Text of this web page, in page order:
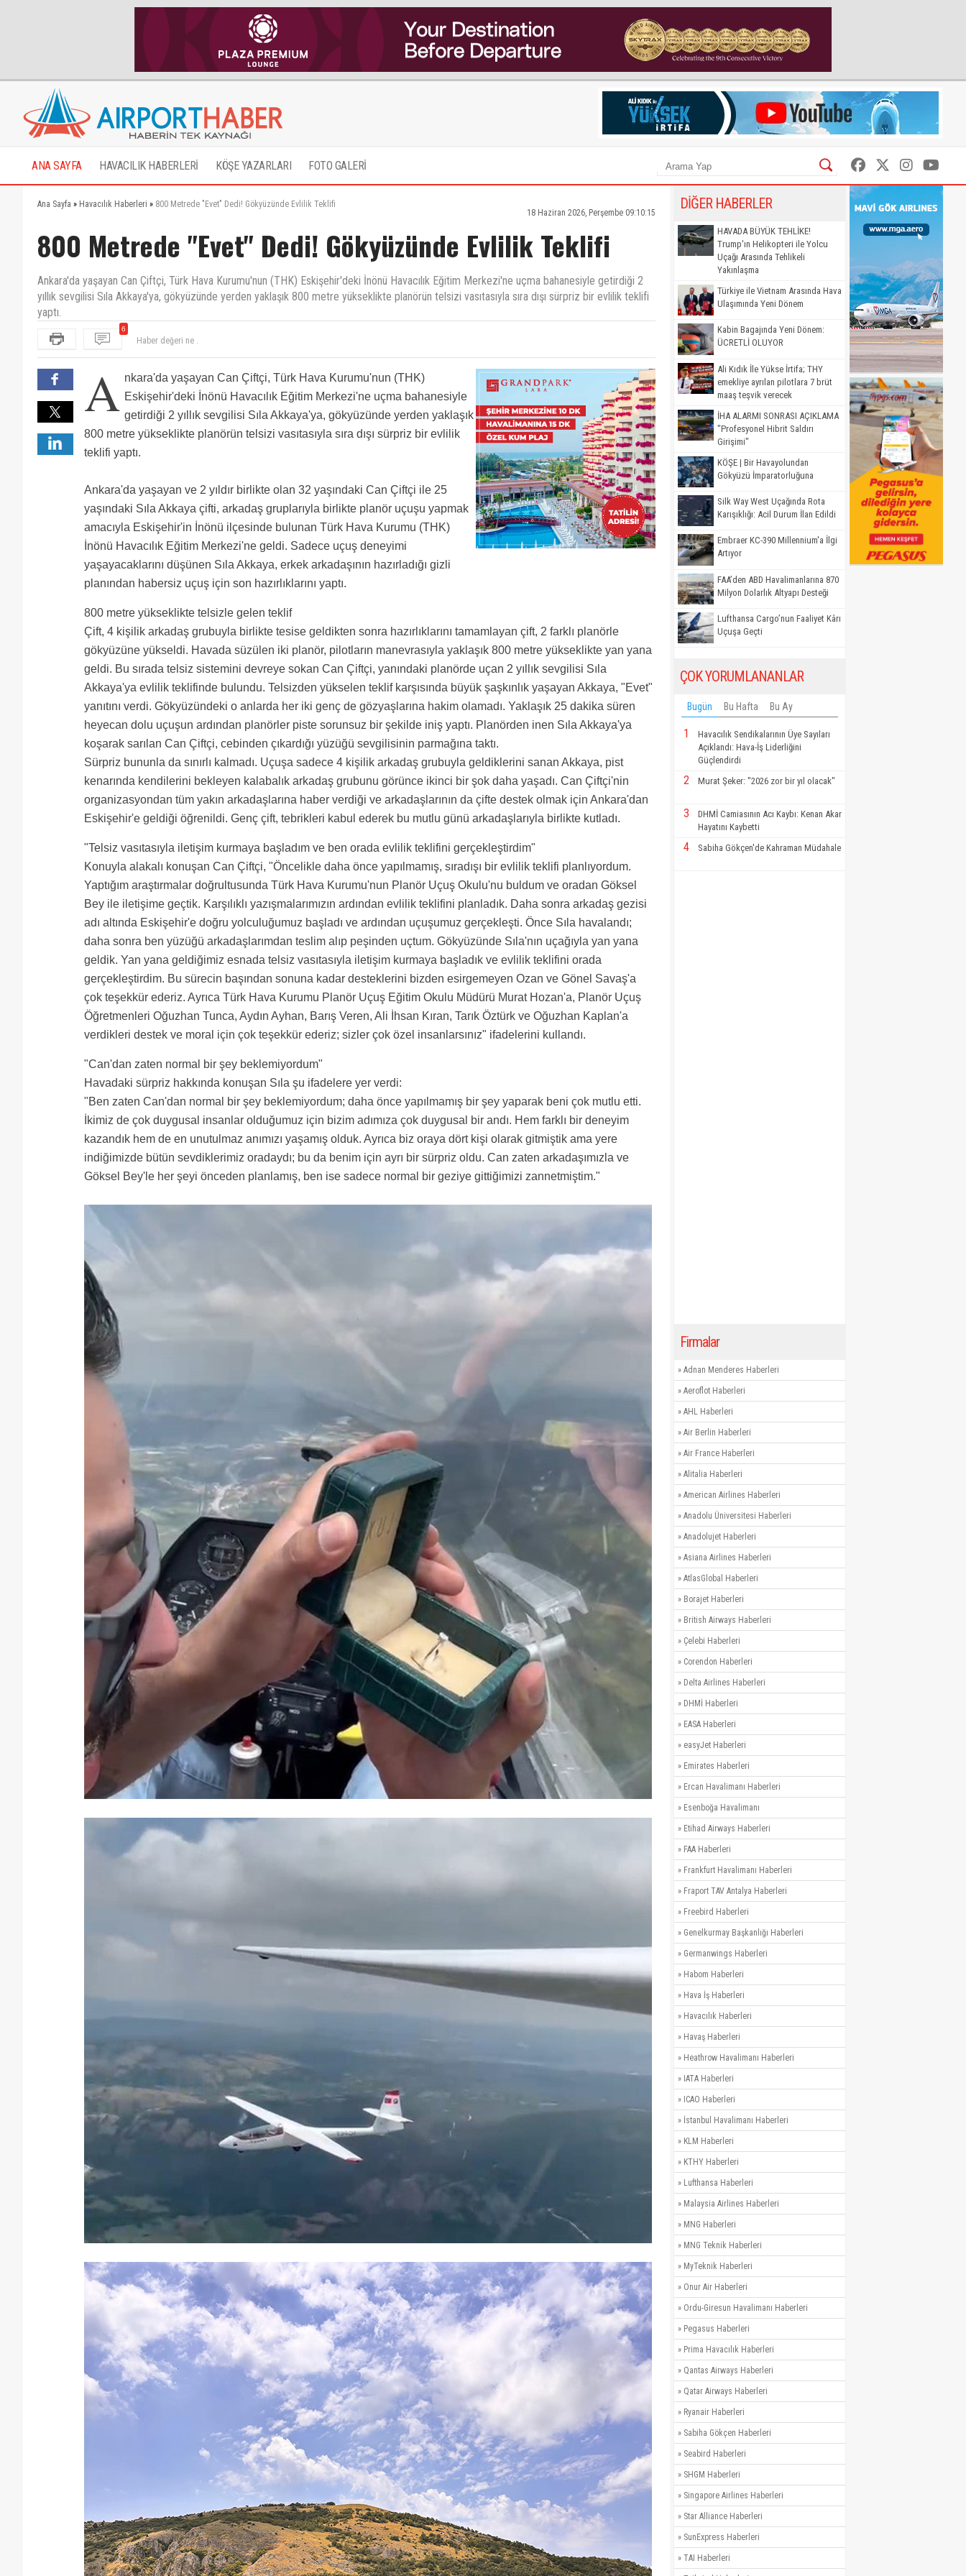
ANA SAYFA HAVACILIK HABERLERİ KÖŞE YAZARLARI FOTO GALERİ
Ana Sayfa » Havacılık Haberleri » 800 Metrede "Evet" Dedi! Gökyüzünde Evlilik Teklifi
18 Haziran 2026, Perşembe 09:10:15
800 Metrede "Evet" Dedi! Gökyüzünde Evlilik Teklifi
Ankara'da yaşayan Can Çiftçi, Türk Hava Kurumu'nun (THK) Eskişehir'deki İnönü Havacılık Eğitim Merkezi'ne uçma bahanesiyle getirdiği 2
yıllık sevgilisi Sıla Akkaya'ya, gökyüzünde yerden yaklaşık 800 metre yükseklikte planörün telsizi vasıtasıyla sıra dışı sürpriz bir evlilik teklifi
yaptı.
6
O ne ya minnacık pırlanta. Planöre vereceğin parayla şöyle 2 karat falan taş alsaydın
Tipe bak cay demle.
Haber değeri ne .
A nkara'da yaşayan Can Çiftçi, Türk Hava Kurumu'nun (THK)
Eskişehir'deki İnönü Havacılık Eğitim Merkezi'ne uçma bahanesiyle
getirdiği 2 yıllık sevgilisi Sıla Akkaya'ya, gökyüzünde yerden yaklaşık
800 metre yükseklikte planörün telsizi vasıtasıyla sıra dışı sürpriz bir evlilik
teklifi yaptı.
Ankara'da yaşayan ve 2 yıldır birlikte olan 32 yaşındaki Can Çiftçi ile 25
yaşındaki Sıla Akkaya çifti, arkadaş gruplarıyla birlikte planör uçuşu yapmak
amacıyla Eskişehir'in İnönü ilçesinde bulunan Türk Hava Kurumu (THK)
İnönü Havacılık Eğitim Merkezi'ne geldi. Sadece uçuş deneyimi
yaşayacaklarını düşünen Sıla Akkaya, erkek arkadaşının hazırladığı gizli
planından habersiz uçuş için son hazırlıklarını yaptı.
800 metre yükseklikte telsizle gelen teklif
Çift, 4 kişilik arkadaş grubuyla birlikte tesise geldikten sonra hazırlıklarını tamamlayan çift, 2 farklı planörle
gökyüzüne yükseldi. Havada süzülen iki planör, pilotların manevrasıyla yaklaşık 800 metre yükseklikte yan yana
geldi. Bu sırada telsiz sistemini devreye sokan Can Çiftçi, yanındaki planörde uçan 2 yıllık sevgilisi Sıla
Akkaya'ya evlilik teklifinde bulundu. Telsizden yükselen teklif karşısında büyük şaşkınlık yaşayan Akkaya, "Evet"
yanıtını verdi. Gökyüzündeki o anlarda her iki genç de gözyaşlarına hakim olamadı. Yaklaşık 25 dakika süren
heyecan dolu uçuşun ardından planörler piste sorunsuz bir şekilde iniş yaptı. Planörden inen Sıla Akkaya'ya
koşarak sarılan Can Çiftçi, cebinden çıkardığı yüzüğü sevgilisinin parmağına taktı.
Sürpriz bununla da sınırlı kalmadı. Uçuşa sadece 4 kişilik arkadaş grubuyla geldiklerini sanan Akkaya, pist
kenarında kendilerini bekleyen kalabalık arkadaş grubunu görünce ikinci bir şok daha yaşadı. Can Çiftçi'nin
organizasyondan tüm yakın arkadaşlarına haber verdiği ve arkadaşlarının da çifte destek olmak için Ankara'dan
Eskişehir'e geldiği öğrenildi. Genç çift, tebrikleri kabul ederek bu mutlu günü arkadaşlarıyla birlikte kutladı.
"Telsiz vasıtasıyla iletişim kurmaya başladım ve ben orada evlilik teklifini gerçekleştirdim"
Konuyla alakalı konuşan Can Çiftçi, "Öncelikle daha önce yapılmamış, sıradışı bir evlilik teklifi planlıyordum.
Yaptığım araştırmalar doğrultusunda Türk Hava Kurumu'nun Planör Uçuş Okulu'nu buldum ve oradan Göksel
Bey ile iletişime geçtik. Karşılıklı yazışmalarımızın ardından evlilik teklifini planladık. Daha sonra arkadaş gezisi
adı altında Eskişehir'e doğru yolculuğumuz başladı ve ardından uçuşumuz gerçekleşti. Önce Sıla havalandı;
daha sonra ben yüzüğü arkadaşlarımdan teslim alıp peşinden uçtum. Gökyüzünde Sıla'nın uçağıyla yan yana
geldik. Yan yana geldiğimiz esnada telsiz vasıtasıyla iletişim kurmaya başladık ve evlilik teklifini orada
gerçekleştirdim. Bu sürecin başından sonuna kadar desteklerini bizden esirgemeyen Ozan ve Gönel Savaş'a
çok teşekkür ederiz. Ayrıca Türk Hava Kurumu Planör Uçuş Eğitim Okulu Müdürü Murat Hozan'a, Planör Uçuş
Öğretmenleri Oğuzhan Tunca, Aydın Ayhan, Barış Veren, Ali İhsan Kıran, Tarık Öztürk ve Oğuzhan Kaplan'a
verdikleri destek ve moral için çok teşekkür ederiz; sizler çok özel insanlarsınız" ifadelerini kullandı.
"Can'dan zaten normal bir şey beklemiyordum"
Havadaki sürpriz hakkında konuşan Sıla şu ifadelere yer verdi:
"Ben zaten Can'dan normal bir şey beklemiyordum; daha önce yapılmamış bir şey yaparak beni çok mutlu etti.
İkimiz de çok duygusal insanlar olduğumuz için bizim adımıza çok duygusal bir andı. Hem farklı bir deneyim
kazandık hem de en unutulmaz anımızı yaşamış olduk. Ayrıca biz oraya dört kişi olarak gitmiştik ama yere
indiğimizde bütün sevdiklerimiz oradaydı; bu da benim için ayrı bir sürpriz oldu. Can zaten arkadaşımızla ve
Göksel Bey'le her şeyi önceden planlamış, ben ise sadece normal bir geziye gittiğimizi zannetmiştim."
DİĞER HABERLER
HAVADA BÜYÜK TEHLİKE!
Trump'ın Helikopteri ile Yolcu
Uçağı Arasında Tehlikeli
Yakınlaşma
Türkiye ile Vietnam Arasında Hava
Ulaşımında Yeni Dönem
Kabin Bagajında Yeni Dönem:
ÜCRETLİ OLUYOR
Ali Kıdık İle Yükse İrtifa; THY
emekliye ayrılan pilotlara 7 brüt
maaş teşvik verecek
İHA ALARMI SONRASI AÇIKLAMA
"Profesyonel Hibrit Saldırı
Girişimi"
KÖŞE | Bir Havayolundan
Gökyüzü İmparatorluğuna
Silk Way West Uçağında Rota
Karışıklığı: Acil Durum İlan Edildi
Embraer KC-390 Millennium'a İlgi
Artıyor
FAA’den ABD Havalimanlarına 870
Milyon Dolarlık Altyapı Desteği
Lufthansa Cargo’nun Faaliyet Kârı
Uçuşa Geçti
ÇOK YORUMLANANLAR
Bugün Bu Hafta Bu Ay
1
Havacılık Sendikalarının Üye Sayıları
Açıklandı: Hava-İş Liderliğini
Güçlendirdi
2 Murat Şeker: "2026 zor bir yıl olacak"
3
DHMİ Camiasının Acı Kaybı: Kenan Akar
Hayatını Kaybetti
4 Sabiha Gökçen'de Kahraman Müdahale
Firmalar
» Adnan Menderes Haberleri
» Aeroflot Haberleri
» AHL Haberleri
» Air Berlin Haberleri
» Air France Haberleri
» Alitalia Haberleri
» American Airlines Haberleri
» Anadolu Üniversitesi Haberleri
» Anadolujet Haberleri
» Asiana Airlines Haberleri
» AtlasGlobal Haberleri
» Borajet Haberleri
» British Airways Haberleri
» Çelebi Haberleri
» Corendon Haberleri
» Delta Airlines Haberleri
» DHMİ Haberleri
» EASA Haberleri
» easyJet Haberleri
» Emirates Haberleri
» Ercan Havalimanı Haberleri
» Esenboğa Havalimanı
» Etihad Airways Haberleri
» FAA Haberleri
» Frankfurt Havalimanı Haberleri
» Fraport TAV Antalya Haberleri
» Freebird Haberleri
» Genelkurmay Başkanlığı Haberleri
» Germanwings Haberleri
» Habom Haberleri
» Hava İş Haberleri
» Havacılık Haberleri
» Havaş Haberleri
» Heathrow Havalimanı Haberleri
» IATA Haberleri
» ICAO Haberleri
» İstanbul Havalimanı Haberleri
» KLM Haberleri
» KTHY Haberleri
» Lufthansa Haberleri
» Malaysia Airlines Haberleri
» MNG Haberleri
» MNG Teknik Haberleri
» MyTeknik Haberleri
» Onur Air Haberleri
» Ordu-Giresun Havalimanı Haberleri
» Pegasus Haberleri
» Prima Havacılık Haberleri
» Qantas Airways Haberleri
» Qatar Airways Haberleri
» Ryanair Haberleri
» Sabiha Gökçen Haberleri
» Seabird Haberleri
» SHGM Haberleri
» Singapore Airlines Haberleri
» Star Alliance Haberleri
» SunExpress Haberleri
» TAI Haberleri